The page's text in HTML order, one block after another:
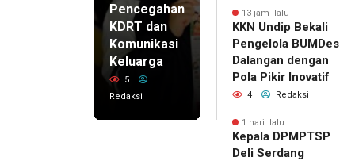
Pencegahan
KDRT dan
Komunikasi
Keluarga
5
Redaksi
13 jam lalu
KKN Undip Bekali
Pengelola BUMDes
Dalangan dengan
Pola Pikir Inovatif
4 Redaksi
1 hari lalu
Kepala DPMPTSP
Deli Serdang